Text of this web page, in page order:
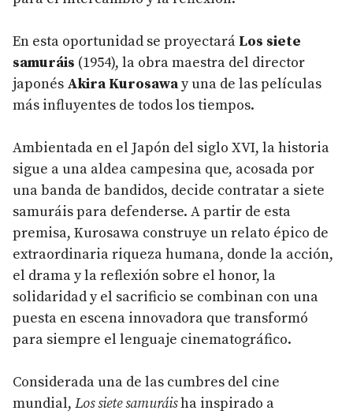
En esta oportunidad se proyectará Los siete
samuráis (1954), la obra maestra del director
japonés Akira Kurosaway una de las películas
más influyentes de todos los tiempos.
Ambientada en el Japón del siglo XVI, la historia
sigue a una aldea campesina que, acosada por
una banda de bandidos, decide contratar a siete
samuráis para defenderse. A partir de esta
premisa, Kurosawa construye un relato épico de
extraordinaria riqueza humana, donde la acción,
el drama y la reflexión sobre el honor, la
solidaridad y el sacrificio se combinan con una
puesta en escena innovadora que transformó
para siempre el lenguaje cinematográfico.
Considerada una de las cumbres del cine
mundial, Los siete samuráisha inspirado a